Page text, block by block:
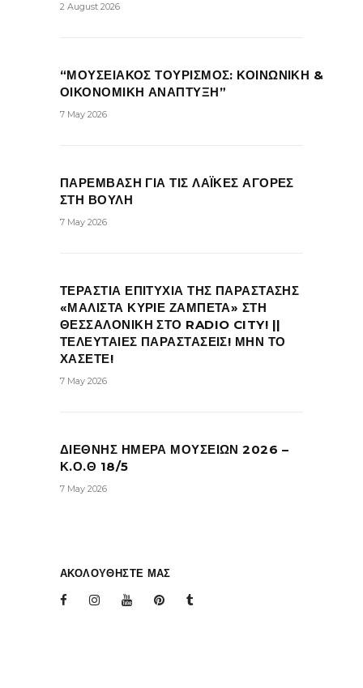
2 August 2026
“ΜΟΥΣΕΙΑΚΟΣ ΤΟΥΡΙΣΜΟΣ: ΚΟΙΝΩΝΙΚΗ &
ΟΙΚΟΝΟΜΙΚΗ ΑΝΑΠΤΥΞΗ”
7 May 2026
ΠΑΡΕΜΒΑΣΗ ΓΙΑ ΤΙΣ ΛΑΪΚΕΣ ΑΓΟΡΕΣ
ΣΤΗ ΒΟΥΛΗ
7 May 2026
ΤΕΡΑΣΤΙΑ ΕΠΙΤΥΧΙΑ ΤΗΣ ΠΑΡΑΣΤΑΣΗΣ
«ΜΑΛΙΣΤΑ ΚΥΡΙΕ ΖΑΜΠΕΤΑ» ΣΤΗ
ΘΕΣΣΑΛΟΝΙΚΗ ΣΤΟ RADIO CITY! ||
ΤΕΛΕΥΤΑΙΕΣ ΠΑΡΑΣΤΑΣΕΙΣ! ΜΗΝ ΤΟ
ΧΑΣΕΤΕ!
7 May 2026
ΔΙΕΘΝΗΣ ΗΜΕΡΑ ΜΟΥΣΕΙΩΝ 2026 –
Κ.Ο.Θ 18/5
7 May 2026
ΑΚΟΛΟΥΘΗΣΤΕ ΜΑΣ